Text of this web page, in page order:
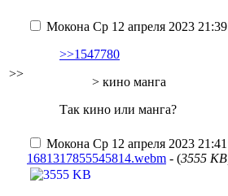
>>
Мокона Ср 12 апреля 2023
>>1547780
> кино манга
Так кино или манга?
Мокона Ср 12 апреля 2023
1681317855545814.webm - (3555